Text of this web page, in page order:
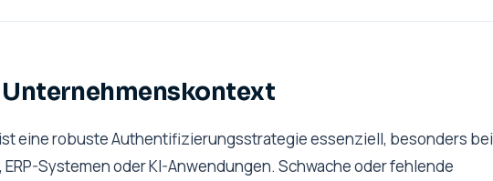
eine robuste Authentifizierungsstrategie essenziell, besonders bei
Systemen oder KI-Anwendungen. Schwache oder fehlende